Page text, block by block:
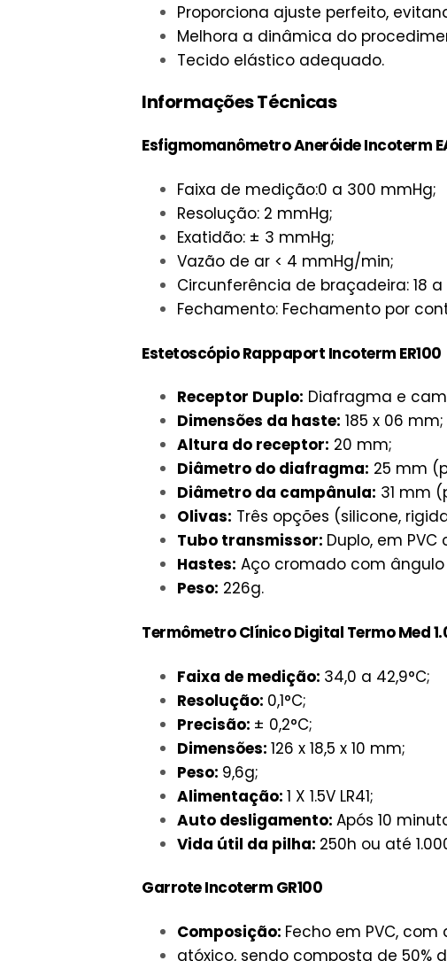
Proporciona ajuste perfeito,
Melhora a dinâmica do
Tecido elástico adequado.
Informações Técnicas
Esfigmomanômetro Aneróide Incoterm
Faixa de medição:0 a 300 mmHg;
Resolução: 2 mmHg;
Exatidão: ± 3 mmHg;
Vazão de ar < 4 mmHg/min;
Circunferência de braçadeira: 18
Fechamento: Fechamento por
Estetoscópio Rappaport Incoterm ER100
Receptor Duplo: Diafragma e
Dimensões da haste: 185 x 06 mm;
Altura do receptor: 20 mm;
Diâmetro do diafragma: 25 mm
Diâmetro da campânula: 31 mm
Olivas: Três opções (silicone,
Tubo transmissor: Duplo, em
Hastes: Aço cromado com
Peso: 226g.
Termômetro Clínico Digital Termo Med
Faixa de medição: 34,0 a 42,9°C;
Resolução: 0,1°C;
Precisão: ± 0,2°C;
Dimensões: 126 x 18,5 x 10 mm;
Peso: 9,6g;
Alimentação: 1 X 1.5V LR41;
Auto desligamento: Após 10
Vida útil da pilha: 250h ou até
Garrote Incoterm GR100
Composição: Fecho em PVC,
atóxico, sendo composta de 50%